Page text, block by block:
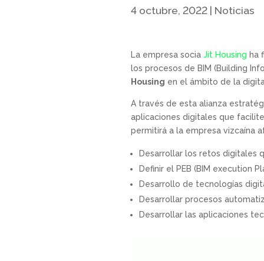
4 octubre, 2022 | Noticias
La empresa socia Jit Housing ha
los procesos de BIM (Building
Housing en el ámbito de la
A través de esta alianza
aplicaciones digitales que
permitirá a la empresa vizcaína
Desarrollar los retos digitales
Definir el PEB (BIM execution
Desarrollo de tecnologías
Desarrollar procesos
Desarrollar las aplicaciones